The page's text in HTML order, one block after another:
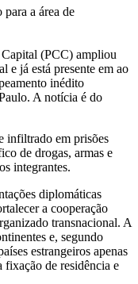
a área de
(PCC) ampliou
e já está presente em ao
inédito
A notícia é do
infiltrado em prisões
de drogas, armas e
integrantes.
diplomáticas
a cooperação
transnacional. A
e, segundo
estrangeiros apenas
fixação de residência e